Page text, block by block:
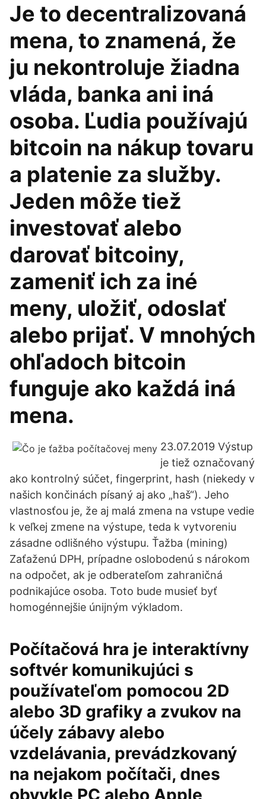
Je to decentralizovaná
mena, to znamená, že
ju nekontroluje žiadna
vláda, banka ani iná
osoba. Ľudia používajú
bitcoin na nákup tovaru
a platenie za služby.
Jeden môže tiež
investovať alebo
darovať bitcoiny,
zameniť ich za iné
meny, uložiť, odoslať
alebo prijať. V mnohých
ohľadoch bitcoin
funguje ako každá iná
mena.
23.07.2019 Výstup
je tiež označovaný
ako kontrolný súčet, fingerprint, hash (niekedy v
našich končinách písaný aj ako „haš“). Jeho
vlastnosťou je, že aj malá zmena na vstupe vedie
k veľkej zmene na výstupe, teda k vytvoreniu
zásadne odlišného výstupu. Ťažba (mining)
Zaťaženú DPH, prípadne oslobodenú s nárokom
na odpočet, ak je odberateľom zahraničná
podnikajúce osoba. Toto bude musieť byť
homogénnejšie únijným výkladom.
Počítačová hra je interaktívny
softvér komunikujúci s
používateľom pomocou 2D
alebo 3D grafiky a zvukov na
účely zábavy alebo
vzdelávania, prevádzkovaný
na nejakom počítači, dnes
obvykle PC alebo Apple